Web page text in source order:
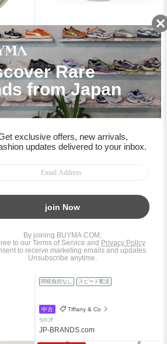
関税負担なし スピード配送
中古 Tiffany & Co
SHOP
JP-BRANDS.com
関税負担なし スピード配送
中古 Tiffany & Co
SHOP
JP-BRANDS.com